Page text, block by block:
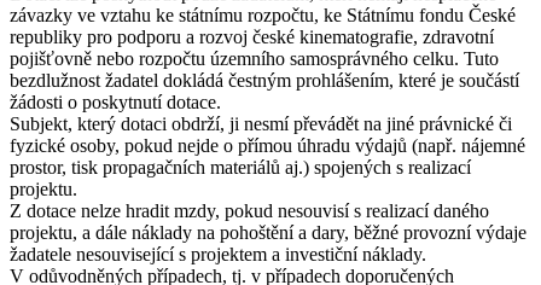
závazky ve vztahu ke státnímu rozpočtu, ke Státnímu fondu České
republiky pro podporu a rozvoj české kinematografie, zdravotní
pojišťovně nebo rozpočtu územního samosprávného celku. Tuto
bezdlužnost žadatel dokládá čestným prohlášením, které je součástí
žádosti o poskytnutí dotace.
Subjekt, který dotaci obdrží, ji nesmí převádět na jiné právnické či
fyzické osoby, pokud nejde o přímou úhradu výdajů (např. nájemné
prostor, tisk propagačních materiálů aj.) spojených s realizací
projektu.
Z dotace nelze hradit mzdy, pokud nesouvisí s realizací daného
projektu, a dále náklady na pohoštění a dary, běžné provozní výdaje
žadatele nesouvisející s projektem a investiční náklady.
V odůvodněných případech, tj. v případech doporučených